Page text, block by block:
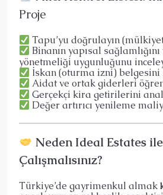
Proje
Tapu’yu doğrulayın
Binanın yapısal
yönetmeliği uygunluğunu
İskan (oturma izni) belgesini
Aidat ve ortak giderleri
Gerçekçi kira getirilerini
Değer artırıcı yenileme
Neden Ideal Estates ile
Çalışmalısınız?
Türkiye’de gayrimenkul almak